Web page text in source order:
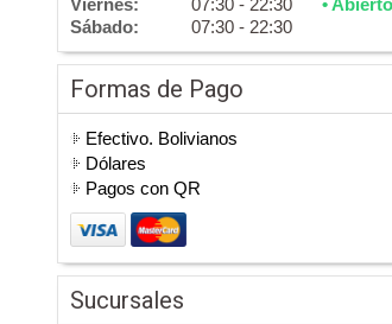
Sábado:
07:30 - 22:30
Formas de Pago
Efectivo. Bolivianos
Dólares
Pagos con QR
Sucursales